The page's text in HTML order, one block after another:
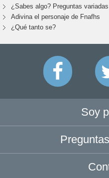
¿Sabes algo? Preguntas variadas
Adivina el personaje de Fnafhs
¿Qué tanto se?
Soy